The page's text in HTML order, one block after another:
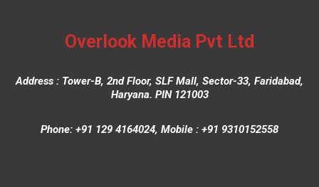
Overlook Media Pvt Ltd
Address : Tower-B, 2nd Floor, SLF Mall, Sector-33, Faridabad,
Haryana. PIN 121003
Phone: +91 129 4164024, Mobile : +91 9310152558